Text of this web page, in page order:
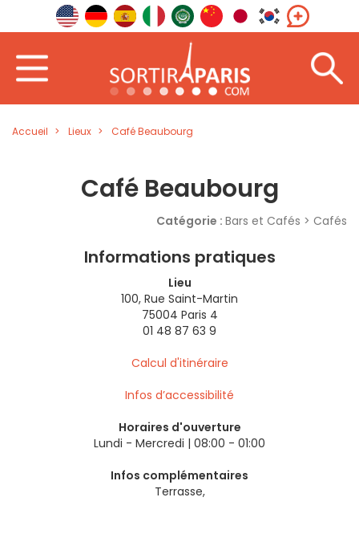
Accueil Lieux Café Beaubourg
Café Beaubourg
Catégorie : Bars et Cafés > Cafés
Informations pratiques
Lieu
100, Rue Saint-Martin
75004 Paris 4
01 48 87 63 9
Calcul d'itinéraire
Infos d’accessibilité
Horaires d'ouverture
Lundi - Mercredi | 08:00 - 01:00
Infos complémentaires
Terrasse,